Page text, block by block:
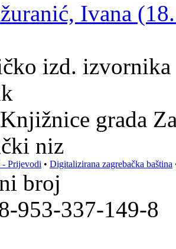
Ivana
izd.
grada
niz
Prijevodi • Digitalizirana zagrebačka baština
broj
953-337-149-8